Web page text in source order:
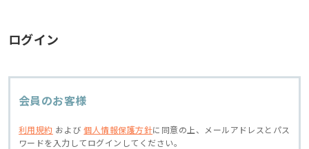
ログイン
会員のお客様
利用規約 および個人情報保護方針に同意の上、
メールアドレスとパス
ワードを入力してログインしてください。